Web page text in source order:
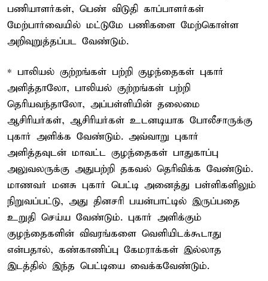
பணியாளர்கள், பெண் விடுதி காப்பாளர்கள்
மேற்பார்வையில் மட்டுமே பணிகளை மேற்கொள்ள
அறிவுறுத்தப்பட வேண்டும்.
* பாலியல் குற்றங்கள் பற்றி குழந்தைகள் புகார்
அளித்தாலோ, பாலியல் குற்றங்கள் பற்றி
தெரியவந்தாலோ, அப்பள்ளியின் தலைமை
ஆசிரியர்கள், ஆசிரியர்கள் உடனடியாக போலீசாருக்கு
புகார் அளிக்க வேண்டும். அவ்வாறு புகார்
அளித்தவுடன் மாவட்ட குழந்தைகள் பாதுகாப்பு
அலுவலருக்கு அதுபற்றி தகவல் தெரிவிக்க வேண்டும்.
மாணவர் மனசு புகார் பெட்டி அனைத்து பள்ளிகளிலும்
நிறுவப்பட்டு, அது தினசரி பயன்பாட்டில் இருப்பதை
உறுதி செய்ய வேண்டும். புகார் அளிக்கும்
குழந்தைகளின் விவரங்களை வெளியிடக்கூடாது
என்பதால், கண்காணிப்பு கேமராக்கள் இல்லாத
இடத்தில் இந்த பெட்டியை வைக்கவேண்டும்.